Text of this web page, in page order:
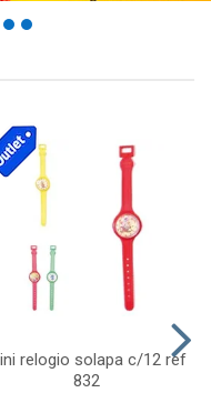
relogio solapa c/12 ref
832